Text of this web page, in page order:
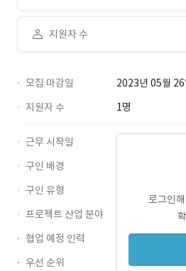
지원자 수
모집 마감일
2023년 05월 26
지원자 수
1명
로그인
근무 시작일
구인 배경
구인 유형
프로젝트 산업 분야
협업 예정 인력
우선 순위